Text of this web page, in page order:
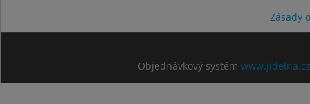
Zásady
Objednávkový systém www.jidelna.cz